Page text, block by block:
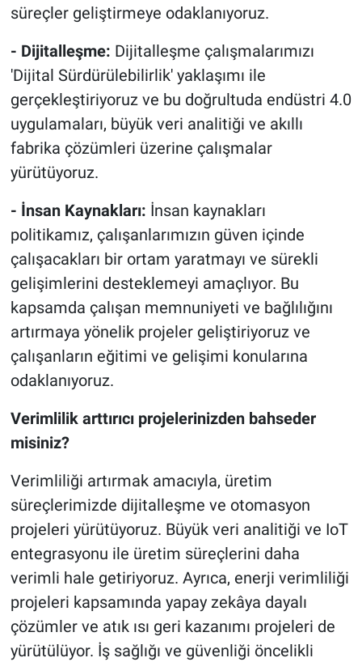
süreçler geliştirmeye odaklanıyoruz.
- Dijitalleşme: Dijitalleşme çalışmalarımızı
'Dijital Sürdürülebilirlik' yaklaşımı ile
gerçekleştiriyoruz ve bu doğrultuda endüstri 4.0
uygulamaları, büyük veri analitiği ve akıllı
fabrika çözümleri üzerine çalışmalar
yürütüyoruz.
- İnsan Kaynakları: İnsan kaynakları
politikamız, çalışanlarımızın güven içinde
çalışacakları bir ortam yaratmayı ve sürekli
gelişimlerini desteklemeyi amaçlıyor. Bu
kapsamda çalışan memnuniyeti ve bağlılığını
artırmaya yönelik projeler geliştiriyoruz ve
çalışanların eğitimi ve gelişimi konularına
odaklanıyoruz.
Verimlilik arttırıcı projelerinizden bahseder
misiniz?
Verimliliği artırmak amacıyla, üretim
süreçlerimizde dijitalleşme ve otomasyon
projeleri yürütüyoruz. Büyük veri analitiği ve IoT
entegrasyonu ile üretim süreçlerini daha
verimli hale getiriyoruz. Ayrıca, enerji verimliliği
projeleri kapsamında yapay zekâya dayalı
çözümler ve atık ısı geri kazanımı projeleri de
yürütülüyor. İş sağlığı ve güvenliği öncelikli